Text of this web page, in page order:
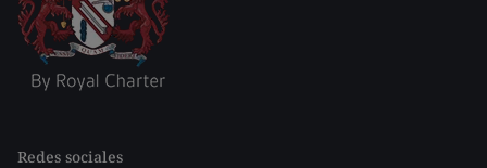
Redes sociales